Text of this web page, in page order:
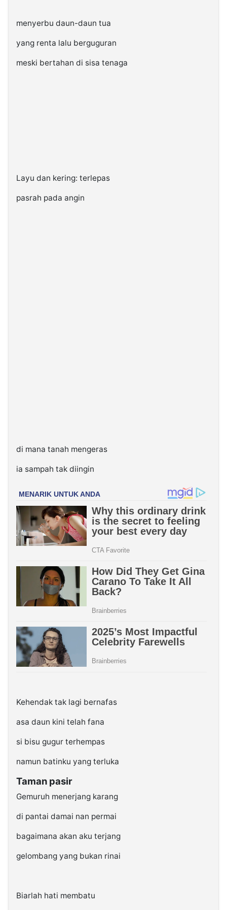
menyerbu daun-daun tua
yang renta lalu berguguran
meski bertahan di sisa tenaga
Layu dan kering: terlepas
pasrah pada angin
di mana tanah mengeras
ia sampah tak diingin
Kehendak tak lagi bernafas
asa daun kini telah fana
si bisu gugur terhempas
namun batinku yang terluka
Taman pasir
Gemuruh menerjang karang
di pantai damai nan permai
bagaimana akan aku terjang
gelombang yang bukan rinai
Biarlah hati membatu